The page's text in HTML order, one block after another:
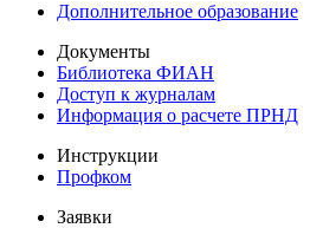
Дополнительное образование
Документы
Библиотека ФИАН
Доступ к журналам
Информация о расчете ПРНД
Инструкции
Профком
Заявки